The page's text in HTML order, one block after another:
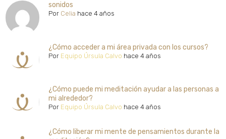
sonidos
Por Celia hace 4 años
¿Cómo acceder a mi área privada con los cursos?
Por Equipo Úrsula Calvo hace 4 años
¿Cómo puede mi meditación ayudar a las personas a
mi alrededor?
Por Equipo Úrsula Calvo hace 4 años
¿Cómo liberar mi mente de pensamientos durante la